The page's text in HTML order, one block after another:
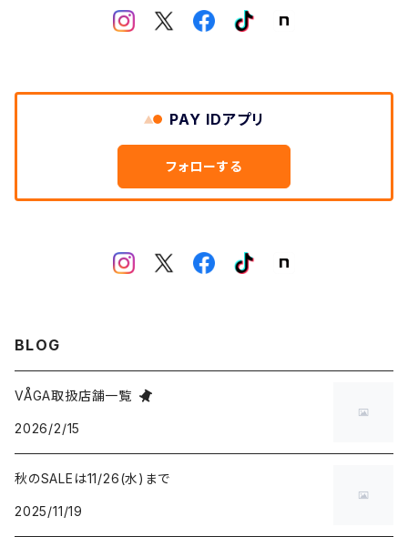
PAY IDアプリ
フォローする
BLOG
VÅGA取扱店舗一覧
2026/2/15
秋のSALEは11/26(水)まで
2025/11/19